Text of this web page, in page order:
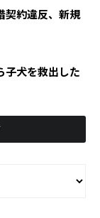
契約違反、新規
子犬を救出した